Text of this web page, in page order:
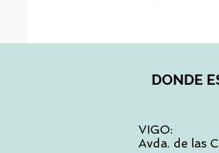
DONDE
VIGO:
Avda. de las